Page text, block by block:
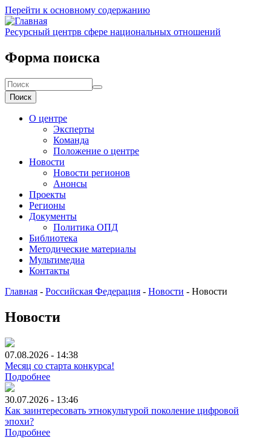
Перейти к основному содержанию
Ресурсный центрв сфере национальных отношений
Форма поиска
Поиск
О центре
Эксперты
Команда
Положение о центре
Новости
Новости регионов
Анонсы
Проекты
Регионы
Документы
Политика ОПД
Библиотека
Методические материалы
Мультимедиа
Контакты
Главная - Российская Федерация - Новости - Новости
Новости
07.08.2026 - 14:38
Месяц со старта конкурса!
Подробнее
30.07.2026 - 13:46
Как заинтересовать этнокультурой поколение цифровой
эпохи?
Подробнее